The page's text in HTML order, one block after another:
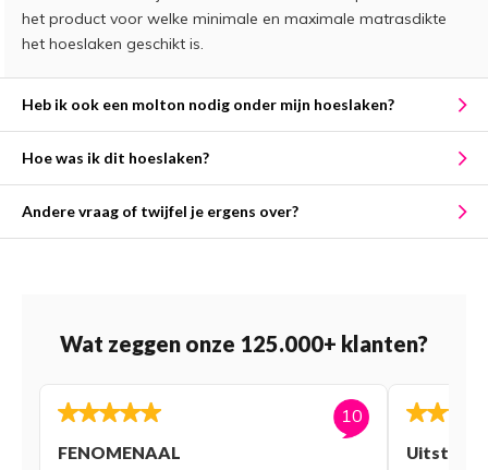
het product voor welke minimale en maximale matrasdikte
het hoeslaken geschikt is.
Heb ik ook een molton nodig onder mijn hoeslaken?
Hoe was ik dit hoeslaken?
Andere vraag of twijfel je ergens over?
Wat zeggen onze 125.000+ klanten?
10
FENOMENAAL